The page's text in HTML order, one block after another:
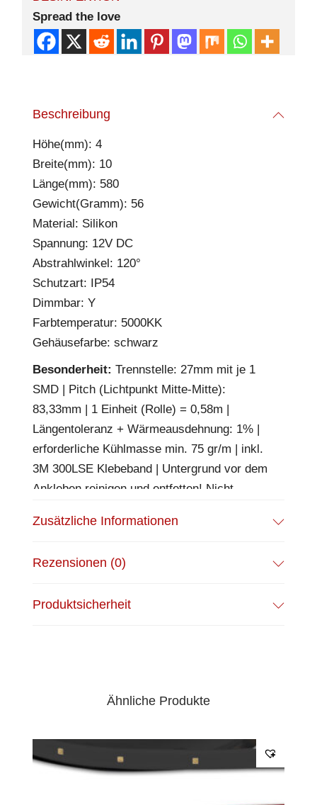
Spread the love
Beschreibung
Höhe(mm): 4
Breite(mm): 10
Länge(mm): 580
Gewicht(Gramm): 56
Material: Silikon
Spannung: 12V DC
Abstrahlwinkel: 120°
Schutzart: IP54
Dimmbar: Y
Farbtemperatur: 5000KK
Gehäusefarbe: schwarz
Besonderheit: Trennstelle: 27mm mit je 1
SMD | Pitch (Lichtpunkt Mitte-Mitte):
83,33mm | 1 Einheit (Rolle) = 0,58m |
Längentoleranz + Wärmeausdehnung: 1% |
erforderliche Kühlmasse min. 75 gr/m | inkl.
3M 300LSE Klebeband | Untergrund vor dem
Ankleben reinigen und entfetten! Nicht
Anschlusskabel einseitig mit maleAMP,
Zusätzliche Informationen
Rezensionen (0)
Produktsicherheit
Ähnliche Produkte